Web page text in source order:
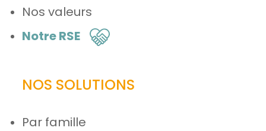
Nos valeurs
Notre RSE
NOS SOLUTIONS
Par famille